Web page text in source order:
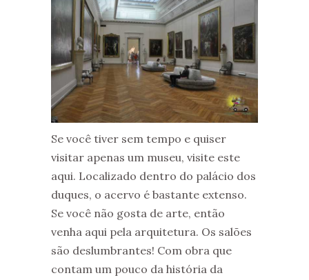
Se você tiver sem tempo e quiser
visitar apenas um museu, visite este
aqui. Localizado dentro do palácio dos
duques, o acervo é bastante extenso.
Se você não gosta de arte, então
venha aqui pela arquitetura. Os salões
são deslumbrantes! Com obra que
contam um pouco da história da